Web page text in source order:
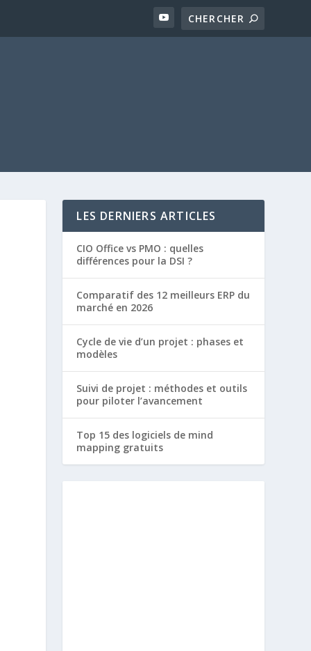
LES DERNIERS ARTICLES
CIO Office vs PMO : quelles
différences pour la DSI ?
Comparatif des 12 meilleurs ERP du
marché en 2026
Cycle de vie d’un projet : phases et
modèles
Suivi de projet : méthodes et outils
pour piloter l’avancement
Top 15 des logiciels de mind
mapping gratuits